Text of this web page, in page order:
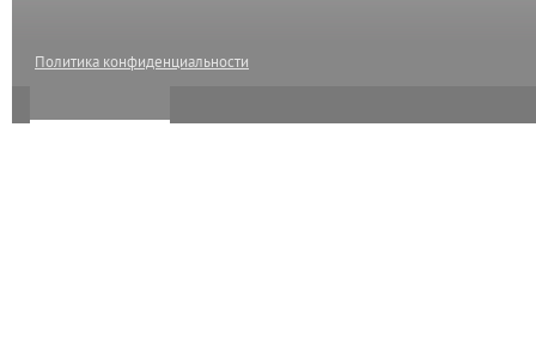
Политика конфиденциальности